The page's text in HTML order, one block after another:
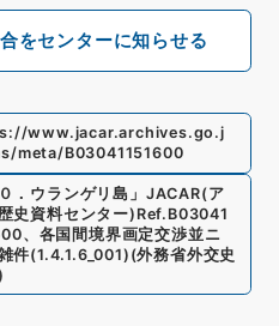
をセンターに知らせる
www.jacar.archives.go.j
meta/B03041151600
．ウランゲリ島 」 JACAR(ア
史資料センター) Ref. B03041
、 各国間境界画定交渉並ニ
件(1.4.1.6_001) (外務省外交史